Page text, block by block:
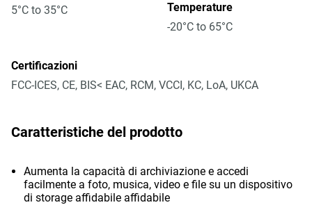
5°C to 35°C
Temperature
-20°C to 65°C
Certificazioni
FCC-ICES, CE, BIS< EAC, RCM, VCCI, KC, LoA, UKCA
Caratteristiche del prodotto
Aumenta la capacità di archiviazione e accedi
facilmente a foto, musica, video e file su un dispositivo
di storage affidabile affidabile